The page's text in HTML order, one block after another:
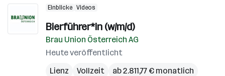
Einblicke Videos
Bierführer*in (w/m/d)
Brau Union Österreich AG
Heute veröffentlicht
Lienz
Vollzeit ab 2.811,77 € monatlich